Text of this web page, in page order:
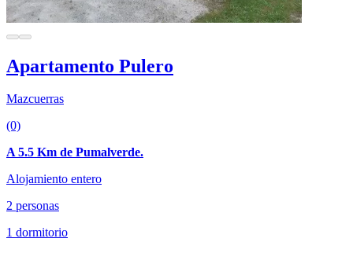
Apartamento Pulero
Mazcuerras
(0)
A 5.5 Km de Pumalverde.
Alojamiento entero
2 personas
1 dormitorio